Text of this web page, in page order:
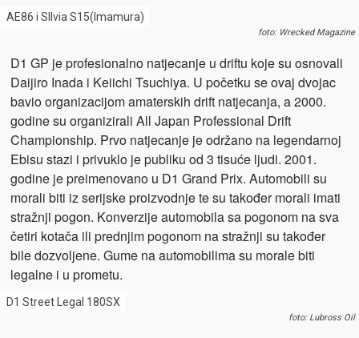
AE86 i SIlvia S15(Imamura)
foto: Wrecked Magazine
D1 GP je profesionalno natjecanje u driftu koje su osnovali
Daijiro Inada i Keiichi Tsuchiya. U početku se ovaj dvojac
bavio organizacijom amaterskih drift natjecanja, a 2000.
godine su organizirali All Japan Professional Drift
Championship. Prvo natjecanje je održano na legendarnoj
Ebisu stazi i privuklo je publiku od 3 tisuće ljudi. 2001.
godine je preimenovano u D1 Grand Prix. Automobili su
morali biti iz serijske proizvodnje te su također morali imati
stražnji pogon. Konverzije automobila sa pogonom na sva
četiri kotača ili prednjim pogonom na stražnji su također
bile dozvoljene. Gume na automobilima su morale biti
legalne i u prometu.
D1 Street Legal 180SX
foto: Lubross Oil